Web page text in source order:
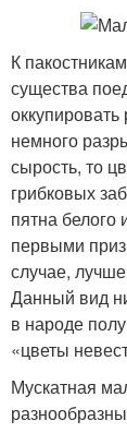
К
существа
немного
сырость, то
грибковых
пятна белого
первыми
случае,
Данный вид
в народе
«цветы
Мускатная